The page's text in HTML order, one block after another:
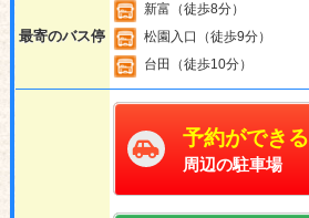
最寄のバス停
新富（徒歩8分）
松園入口（徒歩9分）
台田（徒歩10分）
予約ができる
周辺の駐車場